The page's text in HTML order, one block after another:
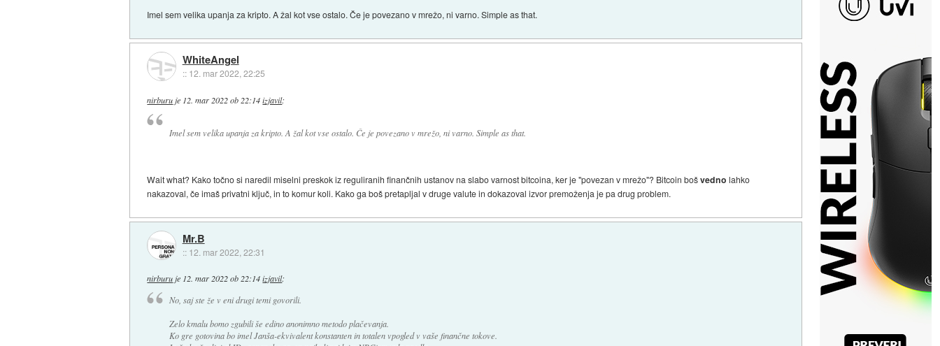
Imel sem velika upanja za kripto. A žal kot vse ostalo. Če je povezano v mrežo, ni varno. Simple as that.
WhiteAngel
:: 12. mar 2022, 22:25
nirburu je 12. mar 2022 ob 22:14 izjavil:
Imel sem velika upanja za kripto. A žal kot vse ostalo. Če je povezano v mrežo, ni varno. Simple as that.
Wait what? Kako točno si naredil miselni preskok iz reguliranih finančnih ustanov na slabo varnost bitcoina, ker je "povezan v mrežo"? Bitcoin bošvedno lahko
nakazoval, če imaš privatni ključ, in to komur koli. Kako ga boš pretapljal v druge valute in dokazoval izvor premoženja je pa drug problem.
Mr.B
:: 12. mar 2022, 22:31
nirburuje 12. mar 2022 ob 22:14 izjavil:
No, saj ste že v eni drugi temi govorili.
Zelo kmalu bomo zgubili še edino anonimno metodo plačevanja.
Ko gre gotovina bo imel Janša-ekvivalent konstanten in totalen vpogled v vaše finančne tokove.